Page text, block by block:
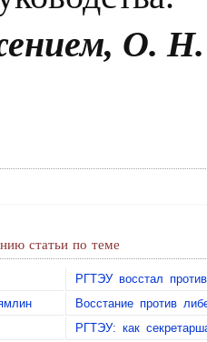
О.
статьи по теме
РГТЭУ восстал
Восстание против
РГТЭУ: как